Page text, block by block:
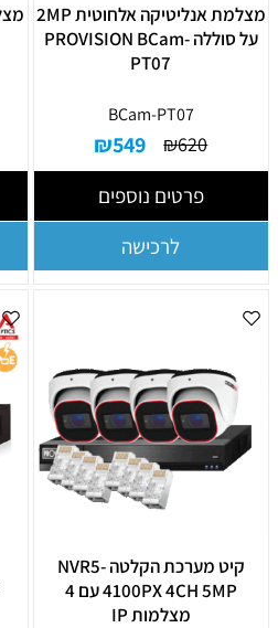
מצלמת אנליטיקה אלחוטית 2MP
על סוללה PROVISION BCam-
PT07
BCam-PT07
₪620
₪549
פרטים נוספים
לרכישה
קיט מערכת הקלטה NVR5-
4100PX 4CH 5MP עם 4
מצלמות IP